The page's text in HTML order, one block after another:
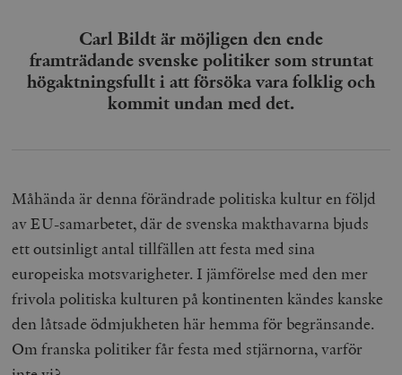
Carl Bildt är möjligen den ende
framträdande svenske politiker som struntat
högaktningsfullt i att försöka vara folklig och
kommit undan med det.
Måhända är denna förändrade politiska kultur en följd
av EU-samarbetet, där de svenska makthavarna bjuds
ett outsinligt antal tillfällen att festa med sina
europeiska motsvarigheter. I jämförelse med den mer
frivola politiska kulturen på kontinenten kändes kanske
den låtsade ödmjukheten här hemma för begränsande.
Om franska politiker får festa med stjärnorna, varför